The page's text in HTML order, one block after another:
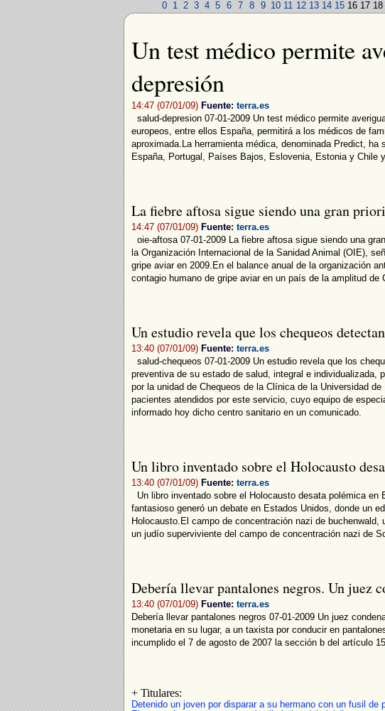
0 1 2 3 4 5 6 7 8 9 10 11 12 13 14 15 16 17 18
Un test médico permite
depresión
14:47 (07/01/09) Fuente: terra.es
salud-depresion 07-01-2009 Un test médico permite
europeos, entre ellos España, permitirá a los médicos de
aproximada.La herramienta médica, denominada Predict,
España, Portugal, Países Bajos, Eslovenia, Estonia y Chile
La fiebre aftosa sigue siendo una gran
14:47 (07/01/09) Fuente: terra.es
oie-aftosa 07-01-2009 La fiebre aftosa sigue siendo una
la Organización Internacional de la Sanidad Animal (OIE),
gripe aviar en 2009.En el balance anual de la organización
contagio humano de gripe aviar en un país de la amplitud
Un estudio revela que los chequeos
13:40 (07/01/09) Fuente: terra.es
salud-chequeos 07-01-2009 Un estudio revela que los
preventiva de su estado de salud, integral e individualizada,
por la unidad de Chequeos de la Clínica de la Universidad
pacientes atendidos por este servicio, cuyo equipo de
informado hoy dicho centro sanitario en un comunicado.
Un libro inventado sobre el Holocausto
13:40 (07/01/09) Fuente: terra.es
Un libro inventado sobre el Holocausto desata polémica
fantasioso generó un debate en Estados Unidos, donde un
Holocausto.El campo de concentración nazi de
un judío superviviente del campo de concentración nazi de
Debería llevar pantalones negros. Un juez
13:40 (07/01/09) Fuente: terra.es
Debería llevar pantalones negros 07-01-2009 Un juez
monetaria en su lugar, a un taxista por conducir en
incumplido el 7 de agosto de 2007 la sección b del artículo
+ Titulares:
Detenido un joven por disparar a su hermano con un fusil de